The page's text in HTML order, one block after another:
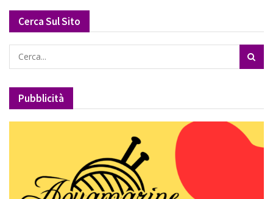
Cerca Sul Sito
Pubblicità